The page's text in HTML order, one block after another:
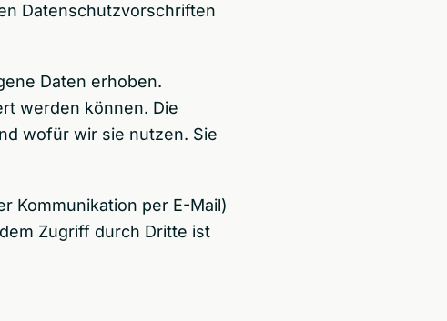
Datenschutzvorschriften
Daten erhoben.
werden können. Die
wofür wir sie nutzen. Sie
Kommunikation per E-Mail)
Zugriff durch Dritte ist